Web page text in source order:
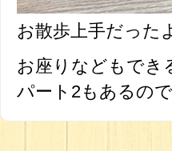
お散歩上手だった
お座りなどもでき
パート2もあるの